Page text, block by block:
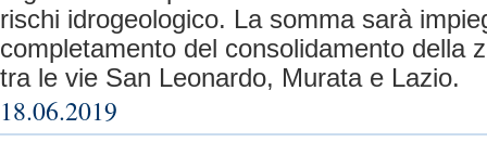
rischi idrogeologico. La somma sarà
completamento del consolidamento della
tra le vie San Leonardo, Murata e Lazio.
18.06.2019